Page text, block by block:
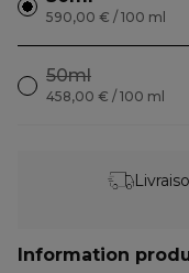
590,00 € / 100 ml
50ml
458,00 € / 100 ml
Information